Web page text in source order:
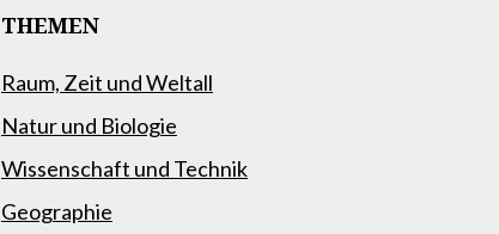
THEMEN
Raum, Zeit und Weltall
Natur und Biologie
Wissenschaft und Technik
Geographie